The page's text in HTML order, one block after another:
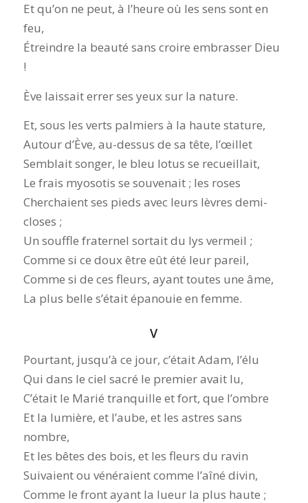
Et qu’on ne peut, à l’heure où les sens sont en
feu,
Étreindre la beauté sans croire embrasser Dieu
!
Ève laissait errer ses yeux sur la nature.
Et, sous les verts palmiers à la haute stature,
Autour d’Ève, au-dessus de sa tête, l’œillet
Semblait songer, le bleu lotus se recueillait,
Le frais myosotis se souvenait ; les roses
Cherchaient ses pieds avec leurs lèvres demi-
closes ;
Un souffle fraternel sortait du lys vermeil ;
Comme si ce doux être eût été leur pareil,
Comme si de ces fleurs, ayant toutes une âme,
La plus belle s’était épanouie en femme.
V
Pourtant, jusqu’à ce jour, c’était Adam, l’élu
Qui dans le ciel sacré le premier avait lu,
C’était le Marié tranquille et fort, que l’ombre
Et la lumière, et l’aube, et les astres sans
nombre,
Et les bêtes des bois, et les fleurs du ravin
Suivaient ou vénéraient comme l’aîné divin,
Comme le front ayant la lueur la plus haute ;